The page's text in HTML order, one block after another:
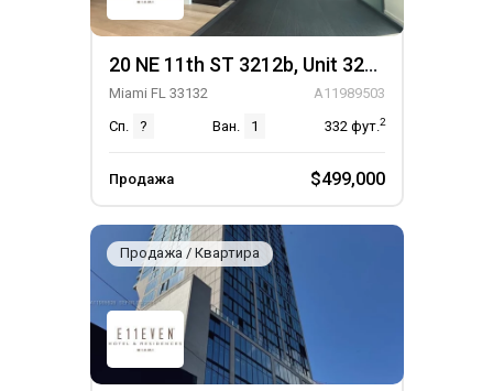
аэропорта Майами.
20 NE 11th ST 3212b, Unit 3212b
Miami FL 33132
A11989503
Сп.
? Ван. 1 332 фут.2
Продажа $499,000
Продажа / Квартира